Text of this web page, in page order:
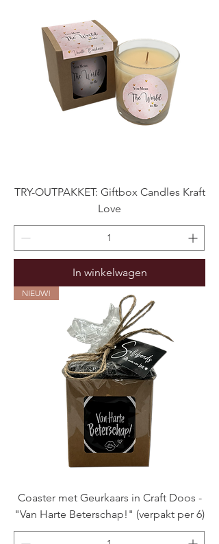
TRY-OUTPAKKET: Giftbox Candles Kraft
Love
In winkelwagen
NIEUW!
Coaster met Geurkaars in Craft Doos -
"Van Harte Beterschap!" (verpakt per 6)